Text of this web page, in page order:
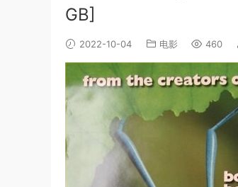
GB]
2022-10-04 电影 460